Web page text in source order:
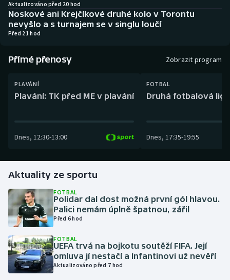
Box
Dostihy
Florbal
Golf
Gymnastika
Házená
Jezdectví
Judo
Krasobruslení
Aktualizováno před 20 hod
Noskové ani Krejčíkové druhé kolo v Torontu
nevyšlo a s turnajem se v singlu loučí
Před 21 hod
Přímé přenosy Zobrazit program
PLAVÁNÍ
Plavání: TK před ME v plavání
Dnes, 12:30-13:00
FOTBAL
Druhá fotbalová
Dnes, 17:35-19:55
Aktuality ze sportu
FOTBAL
Polidar dal dost možná první gól hlavou.
Palici nemám úplně špatnou, zářil
Před 6 hod
FOTBAL
UEFA trvá na bojkotu soutěží FIFA. Její
omluva jí nestačí a Infantinovi už nevěří
Aktualizováno před 7 hod